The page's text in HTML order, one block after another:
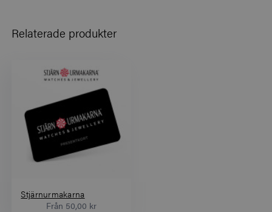
Relaterade produkter
Stjärnurmakarna
Från 50,00 kr